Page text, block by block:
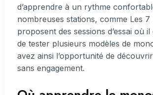
d’apprendre à un rythme
nombreuses stations, comme Les 7
proposent des sessions d’essai où
de tester plusieurs modèles de
avez ainsi l’opportunité de
sans engagement.